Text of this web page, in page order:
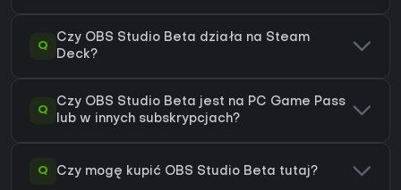
Q
Czy OBS Studio Beta działa na Steam
Deck?
Q
Czy OBS Studio Beta jest na PC Game Pass
lub w innych subskrypcjach?
Q Czy mogę kupić OBS Studio Beta tutaj?